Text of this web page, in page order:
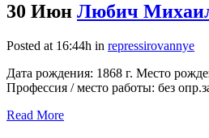
30 Июн Любич
Posted at 16:44h in repressirovannye
Дата рождения: 1868 г. Место
Профессия / место работы: без
Read More